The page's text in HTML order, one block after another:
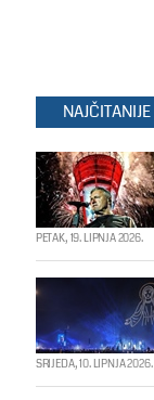
NAJČITANIJE
PETAK, 19. LIPNJA 2026.
SRIJEDA, 10. LIPNJA 2026.